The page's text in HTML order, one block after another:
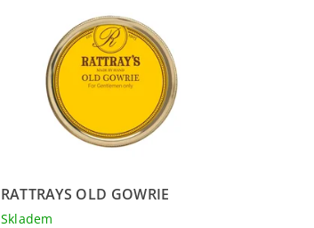
RATTRAYS OLD GOWRIE
Skladem